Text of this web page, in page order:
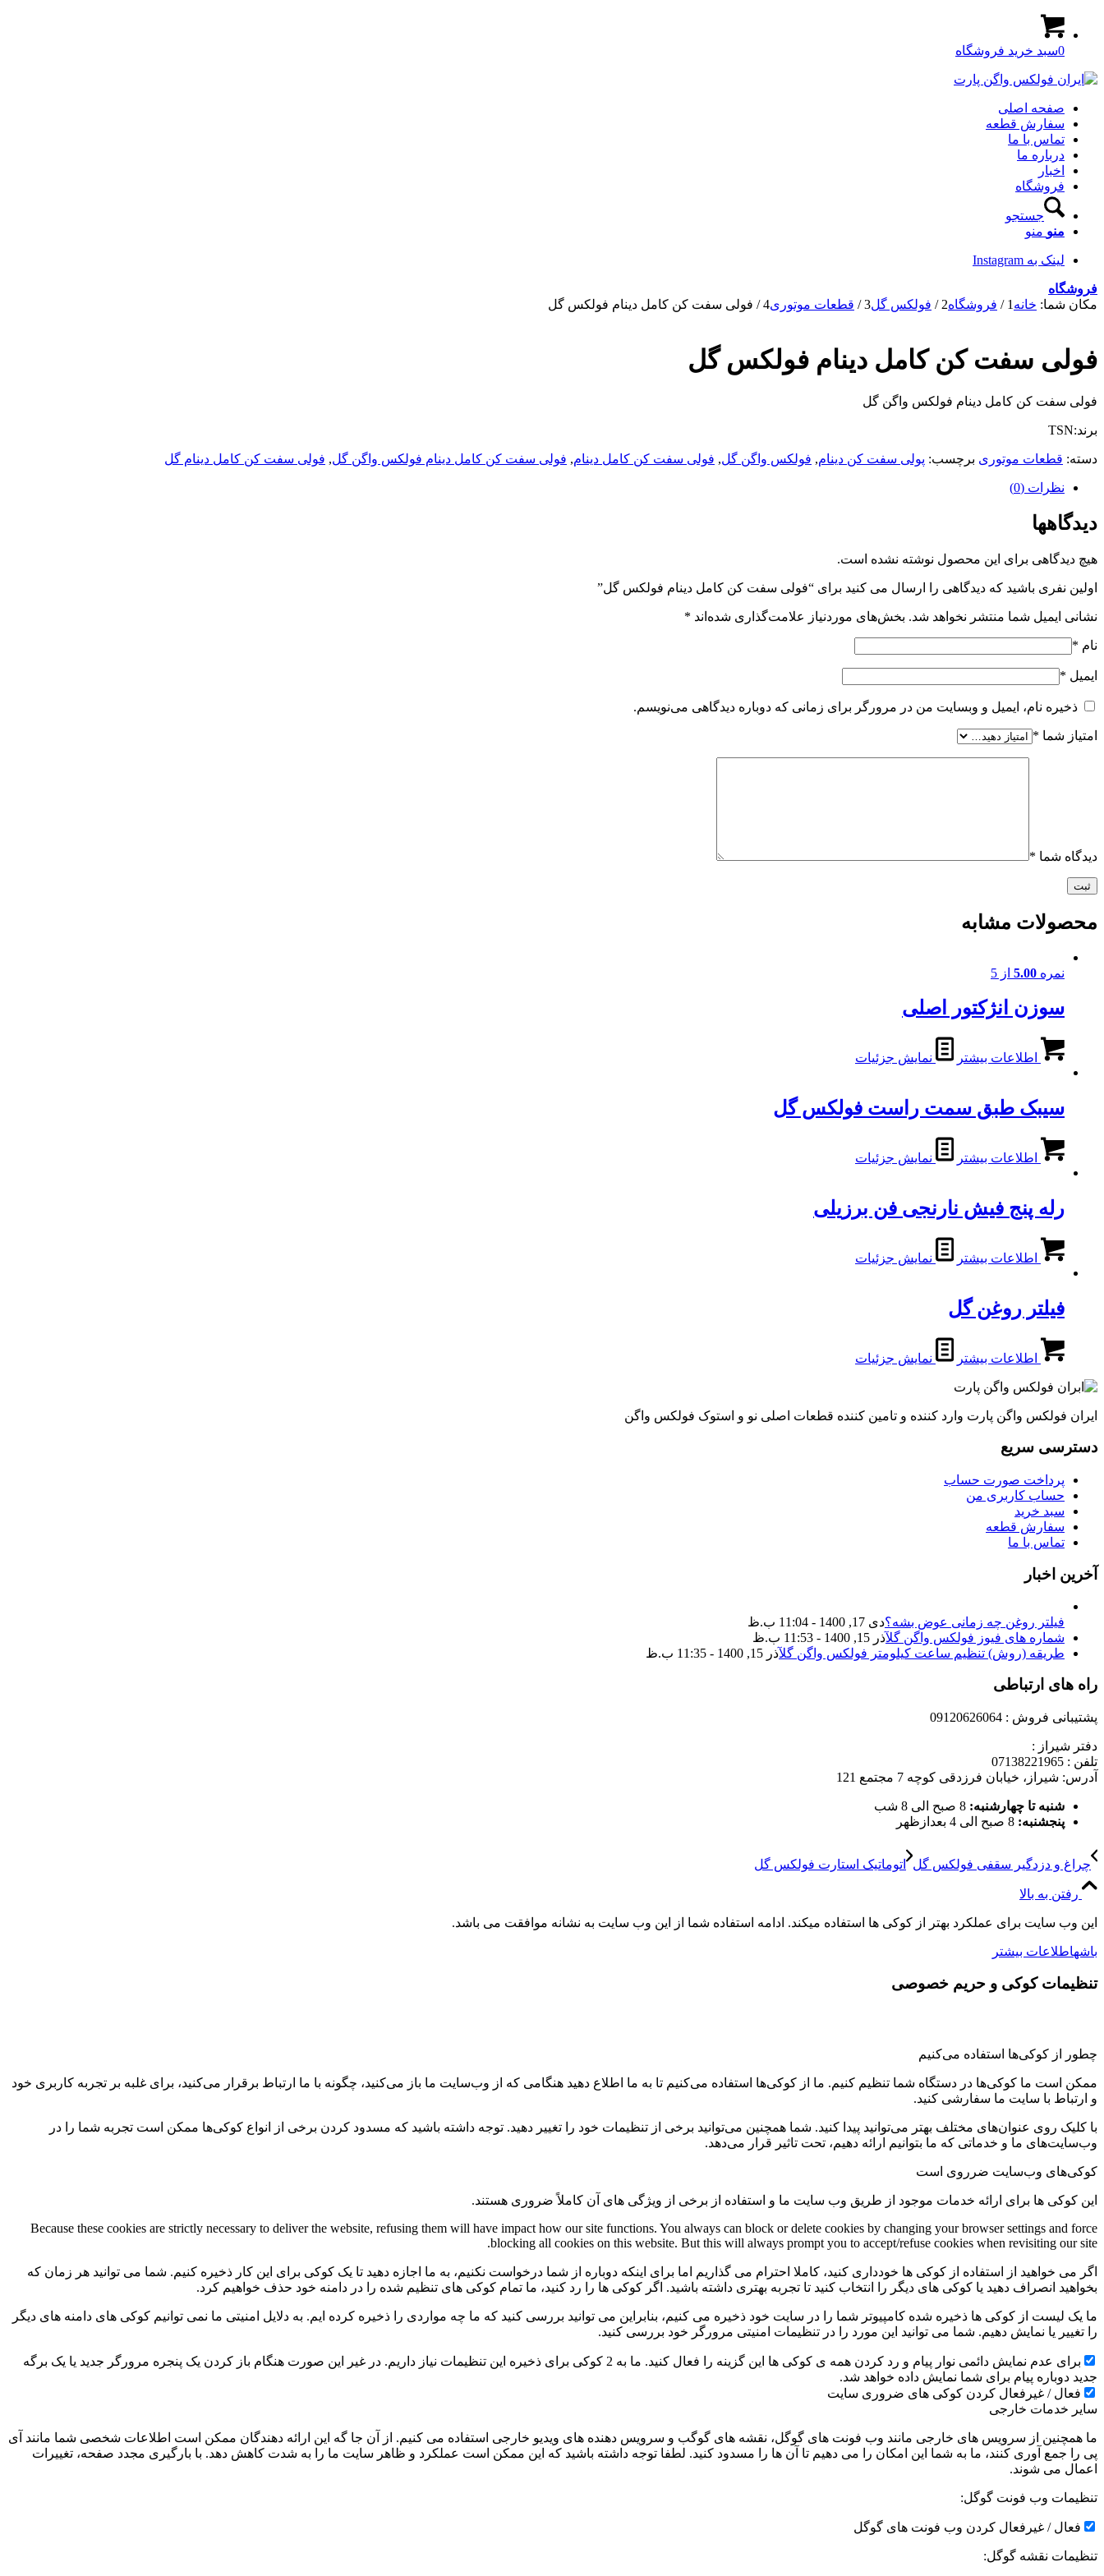
0سبد خرید فروشگاه
صفحه اصلی
سفارش قطعه
تماس با ما
درباره ما
اخبار
فروشگاه
جستجو
منو منو
لینک به Instagram
فروشگاه
مکان شما: خانه 1
/ فروشگاه2
/ فولکس گل3
/ قطعات موتوری4
/ فولی سفت کن کامل دینام فولکس گل
فولی سفت کن کامل دینام فولکس گل
فولی سفت کن کامل دینام فولکس واگن گل
برند:TSN
دسته: قطعات موتوری برچسب: پولی سفت کن دینام, فولکس واگن گل, فولی سفت کن کامل دینام, فولی سفت کن کامل دینام فولکس واگن گل, فولی سفت کن کامل دینام گل
نظرات (0)
دیدگاهها
هیچ دیدگاهی برای این محصول نوشته نشده است.
اولین نفری باشید که دیدگاهی را ارسال می کنید برای “فولی سفت کن کامل دینام فولکس گل”
نشانی ایمیل شما منتشر نخواهد شد. بخش‌های موردنیاز علامت‌گذاری شده‌اند *
نام *
ایمیل *
ذخیره نام، ایمیل و وبسایت من در مرورگر برای زمانی که دوباره دیدگاهی می‌نویسم.
امتیاز شما *
دیدگاه شما *
محصولات مشابه
نمره 5.00 از 5
سوزن انژکتور اصلی
اطلاعات بیشتر نمایش جزئیات
سیبک طبق سمت راست فولکس گل
اطلاعات بیشتر نمایش جزئیات
رله پنج فیش نارنجی فن برزیلی
اطلاعات بیشتر نمایش جزئیات
فیلتر روغن گل
اطلاعات بیشتر نمایش جزئیات
ایران فولکس واگن پارت وارد کننده و تامین کننده قطعات اصلی نو و استوک فولکس واگن
دسترسی سریع
پرداخت صورت حساب
حساب کاربری من
سبد خرید
سفارش قطعه
تماس با ما
آخرین اخبار
فیلتر روغن چه زمانی عوض بشه؟دی 17, 1400 - 11:04 ب.ظ
شماره های فیوز فولکس واگن گلآذر 15, 1400 - 11:53 ب.ظ
طریقه (روش) تنظیم ساعت کیلومتر فولکس واگن گلآذر 15, 1400 - 11:35 ب.ظ
راه های ارتباطی
پشتیبانی فروش : 09120626064
دفتر شیراز :
تلفن : 07138221965
آدرس: شیراز، خیابان فرزدقی کوچه 7 مجتمع 121
شنبه تا چهارشنبه: 8 صبح الی 8 شب
پنجشنبه: 8 صبح الی 4 بعدازظهر
چراغ و دزدگیر سقفی فولکس گل اتوماتیک استارت فولکس گل
رفتن به بالا
این وب سایت برای عملکرد بهتر از کوکی ها استفاده میکند. ادامه استفاده شما از این وب سایت به نشانه موافقت می باشد.
باشهاطلاعات بیشتر
تنظیمات کوکی و حریم خصوصی
چطور از کوکی‌ها استفاده می‌کنیم
ممکن است ما کوکی‌ها در دستگاه شما تنظیم کنیم. ما از کوکی‌ها استفاده می‌کنیم تا به ما اطلاع دهید هنگامی که از وب‌سایت ما باز می‌کنید، چگونه با ما ارتباط برقرار می‌کنید، برای غلبه بر تجربه کاربری خود
و ارتباط با سایت ما سفارشی کنید.
با کلیک روی عنوان‌های مختلف بهتر می‌توانید پیدا کنید. شما همچنین می‌توانید برخی از تنظیمات خود را تغییر دهید. توجه داشته باشید که مسدود کردن برخی از انواع کوکی‌ها ممکن است تجربه شما را در
وب‌سایت‌های ما و خدماتی که ما بتوانیم ارائه دهیم، تحت تاثیر قرار می‌دهد.
کوکی‌های وب‌سایت ضرروی است
این کوکی ها برای ارائه خدمات موجود از طریق وب سایت ما و استفاده از برخی از ویژگی های آن کاملاً ضروری هستند.
Because these cookies are strictly necessary to deliver the website, refusing them will have impact how our site functions. You always can block or delete cookies by changing your browser settings and force
blocking all cookies on this website. But this will always prompt you to accept/refuse cookies when revisiting our site.
اگر می خواهید از استفاده از کوکی ها خودداری کنید، کاملا احترام می گذاریم اما برای اینکه دوباره از شما درخواست نکنیم، به ما اجازه دهید تا یک کوکی برای این کار ذخیره کنیم. شما می توانید هر زمان که
بخواهید انصراف دهید یا کوکی های دیگر را انتخاب کنید تا تجربه بهتری داشته باشید. اگر کوکی ها را رد کنید، ما تمام کوکی های تنظیم شده را در دامنه خود حذف خواهیم کرد.
ما یک لیست از کوکی ها ذخیره شده کامپیوتر شما را در سایت خود ذخیره می کنیم، بنابراین می توانید بررسی کنید که ما چه مواردی را ذخیره کرده ایم. به دلایل امنیتی ما نمی توانیم کوکی های دامنه های دیگر
را تغییر یا نمایش دهیم. شما می توانید این مورد را در تنظیمات امنیتی مرورگر خود بررسی کنید.
برای عدم نمایش دائمی نوار پیام و رد کردن همه ی کوکی ها این گزینه را فعال کنید. ما به 2 کوکی برای ذخیره این تنظیمات نیاز داریم. در غیر این صورت هنگام باز کردن یک پنجره مرورگر جدید یا یک برگه
جدید دوباره پیام برای شما نمایش داده خواهد شد.
فعال / غیرفعال کردن کوکی های ضروری سایت
سایر خدمات خارجی
ما همچنین از سرویس های خارجی مانند وب فونت های گوگل، نقشه های گوگب و سرویس دهنده های ویدیو خارجی استفاده می کنیم. از آن جا گه این ارائه دهندگان ممکن است اطلاعات شخصی شما مانند آی
پی را جمع آوری کنند، ما به شما این امکان را می دهیم تا آن ها را مسدود کنید. لطفا توجه داشته باشید که این ممکن است عملکرد و ظاهر سایت ما را به شدت کاهش دهد. با بارگیری مجدد صفحه، تغییرات
اعمال می شوند.
تنظیمات وب فونت گوگل:
فعال / غیرفعال کردن وب فونت های گوگل
تنظیمات نقشه گوگل: